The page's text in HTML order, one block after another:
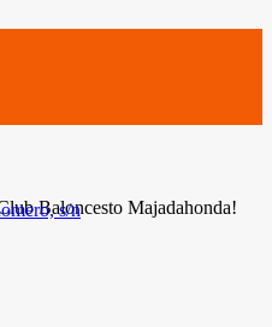
Baloncesto Majadahonda!
s/n